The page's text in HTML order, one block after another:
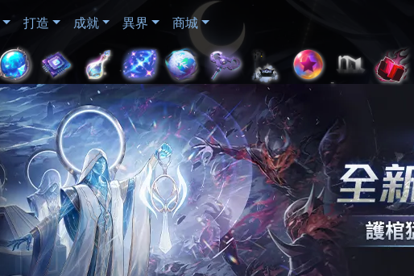
打造 成就 異界 商城